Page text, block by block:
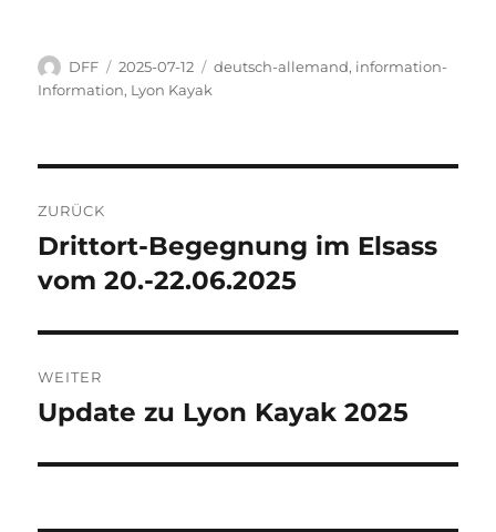
Autor
DFF
Veröffentlicht
am
2025-07-12 Kategorien
deutsch-allemand, information-
Information, Lyon Kayak
ZURÜCK
Vorheriger
Beitrag:
Drittort-Begegnung im Elsass
vom 20.-22.06.2025
WEITER
Nächster
Update zu Lyon Kayak 2025